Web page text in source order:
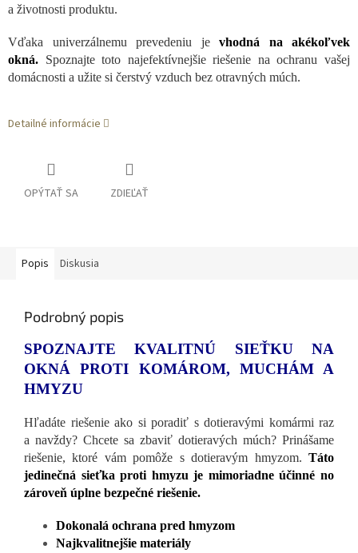
a životnosti produktu.
Vďaka univerzálnemu prevedeniu je
vhodná na akékoľvek
okná. Spoznajte toto najefektívnejšie riešenie na ochranu vašej
domácnosti a užite si čerstvý vzduch bez otravných múch.
Detailné informácie
OPÝTAŤ SA ZDIEĽAŤ
Popis Diskusia
Podrobný popis
SPOZNAJTE KVALITNÚ SIEŤKU NA
OKNÁ PROTI KOMÁROM, MUCHÁM A
HMYZU
Hľadáte riešenie ako si poradiť s dotieravými komármi raz
a navždy? Chcete sa zbaviť dotieravých múch? Prinášame
riešenie, ktoré vám pomôže s dotieravým hmyzom. Táto
jedinečná sieťka proti hmyzu je mimoriadne účinné no
zároveň úplne bezpečné riešenie.
Dokonalá ochrana pred hmyzom
Najkvalitnejšie materiály